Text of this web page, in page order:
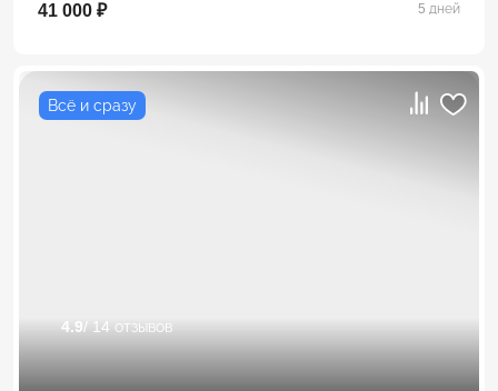
41 000 ₽ 5 дней
Всё и сразу
4.9/ 14 отзывов